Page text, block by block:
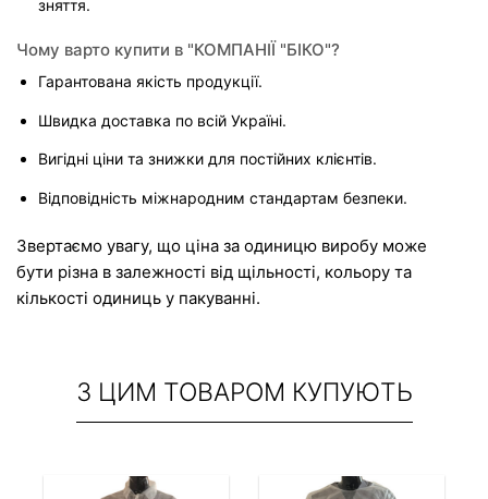
зняття.
Чому варто купити в "КОМПАНІЇ "БІКО"?
Гарантована якість продукції.
Швидка доставка по всій Україні.
Вигідні ціни та знижки для постійних клієнтів.
Відповідність міжнародним стандартам безпеки.
Звертаємо увагу, що ціна за одиницю виробу може
бути різна в залежності від щільності, кольору та
кількості одиниць у пакуванні.
З ЦИМ ТОВАРОМ КУПУЮТЬ